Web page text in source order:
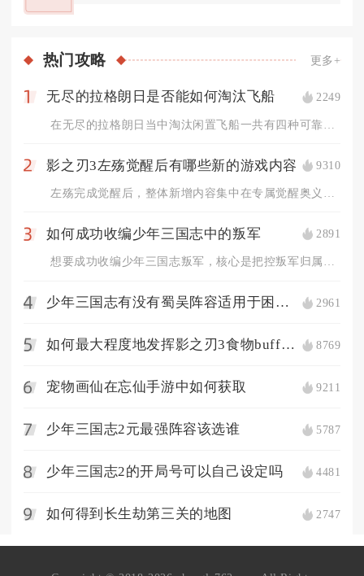
热门攻略 更多+
无尽的拉格朗日是否能如何淘汰飞船 2249
2 影之刃3左殇觉醒后有哪些新的游戏内容 9310
3 如何成功收编少年三国志中的叛军 2891
想要成功收编少年三国志叛军，核心是把控叛军归属机制、维持伤害...
4 少年三国志有没有蜀吴阵容适用于困难模式的攻略 2961
5 如何最大程度地发挥影之刃3食物buff的效果 8769
6 宠物画仙在忘仙手游中如何获取 9211
7 少年三国志2元最强阵容该选谁 5787
8 少年三国志2的开局号可以自己设定吗 4481
9 如何得到长生劫第三关的地图 2747